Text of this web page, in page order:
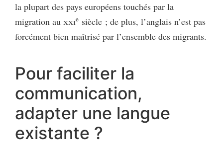
la plupart des pays européens touchés par la
migration au xxie siècle ; de plus, l’anglais n’est pas
forcément bien maîtrisé par l’ensemble des migrants.
Pour faciliter la
communication,
adapter une langue
existante ?